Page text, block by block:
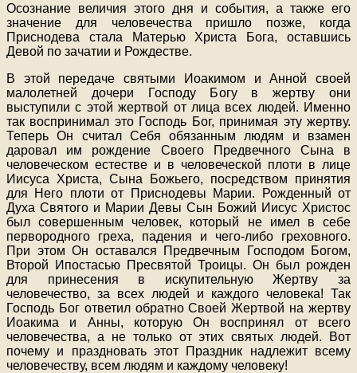
Осознание величия этого дня и события, а также его
значение для человечества пришло позже, когда
Приснодева стала Матерью Христа Бога, оставшись
Девой по зачатии и Рождестве.
В этой передаче святыми Иоакимом и Анной своей
малолетней дочери Господу Богу в жертву они
выступили с этой жертвой от лица всех людей. Именно
так воспринимал это Господь Бог, принимая эту жертву.
Теперь Он считал Себя обязанным людям и взамен
даровал им рождение Своего Предвечного Сына в
человеческом естестве и в человеческой плоти в лице
Иисуса Христа, Сына Божьего, посредством принятия
для Него плоти от Приснодевы Марии. Рожденный от
Духа Святого и Марии Девы Сын Божий Иисус Христос
был совершенным человек, который не имел в себе
первородного греха, падения и чего-либо греховного.
При этом Он оставался Предвечным Господом Богом,
Второй Ипостасью Пресвятой Троицы. Он был рожден
для принесения в искупительную Жертву за
человечество, за всех людей и каждого человека! Так
Господь Бог ответил обратно Своей Жертвой на жертву
Иоакима и Анны, которую Он воспринял от всего
человечества, а не только от этих святых людей. Вот
почему и праздновать этот Праздник надлежит всему
человечеству, всем людям и каждому человеку!